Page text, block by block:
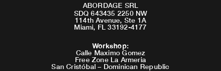
ABORDAGE SRL
SDQ 643435 2250 NW
114th Avenue, Ste 1A
Miami, FL 33192-4177
Workshop:
Calle Maximo Gomez
Free Zone La Armeria
San Cristóbal – Dominican Republic